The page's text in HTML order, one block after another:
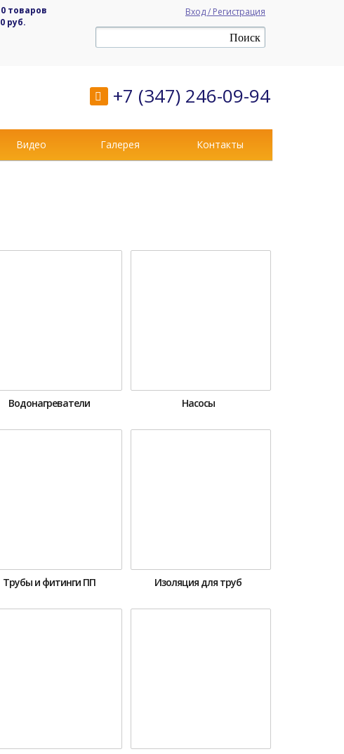
0 товаров
0 руб.
Вход / Регистрация
+7 (347) 246-09-94
Видео Галерея Контакты
Водонагреватели Насосы
Трубы и фитинги ПП Изоляция для труб